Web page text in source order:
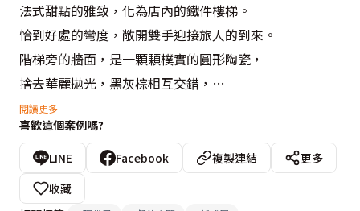
法式甜點的雅致，化為店內的鐵件樓梯。
恰到好處的彎度，敞開雙手迎接旅人的到來。
階梯旁的牆面，是一顆顆樸實的圓形陶瓷，
捨去華麗拋光，黑灰棕相互交錯，
不張揚的美感，是業主與他的甜點共同擁有的特質，
珍貴而不容忽視。
他執著，對深信的事物異常堅持。
來客數、翻桌率是現實的考量，
閱讀更多
喜歡這個案例嗎?
LINE Facebook 複製連結
更多
收藏